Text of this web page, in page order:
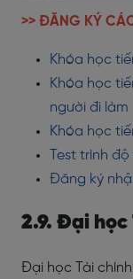
>> ĐĂNG KÝ
Khóa học
Khóa học
người đi làm
Khóa học
Test trình
Đăng ký
2.9. Đại
Đại học Tài